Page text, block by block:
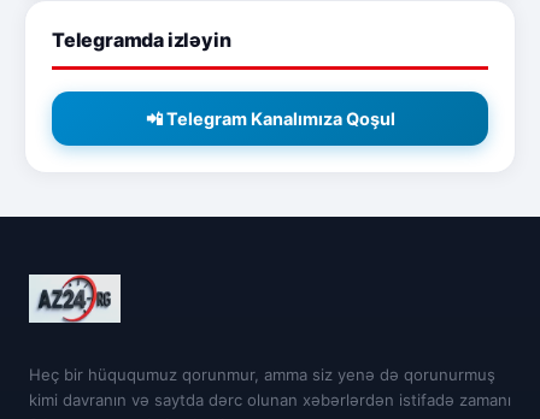
Telegramda izləyin
📲 Telegram Kanalımıza Qoşul
Heç bir hüququmuz qorunmur, amma siz yenə də qorunurmuş
kimi davranın və saytda dərc olunan xəbərlərdən istifadə zamanı